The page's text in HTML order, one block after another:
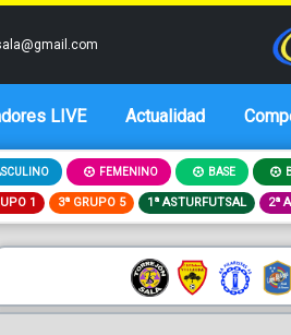
LIVE Actualidad
FEMENINO BASE
1 3ª GRUPO 5 1ª ASTURFUTSAL 2ª